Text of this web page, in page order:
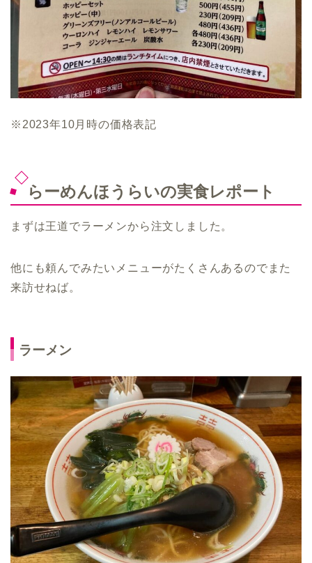
※2023年10月時の価格表記
らーめんほうらいの実食レポート
まずは王道でラーメンから注文しました。
他にも頼んでみたいメニューがたくさんあるのでまた
来訪せねば。
ラーメン